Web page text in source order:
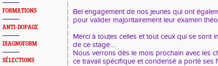
FORMATIONS
ANTI-DOPAGE
DIAGNOFORM
SÉLECTIONS
Bel engagement de nos jeunes qui ont
pour valider majoritairement leur examen
Merci à toutes celles et tout ceux qui se sont
de ce stage....
Nous verrons dès le mois prochain avec les
ce travail spécifique et condensé a porté ses